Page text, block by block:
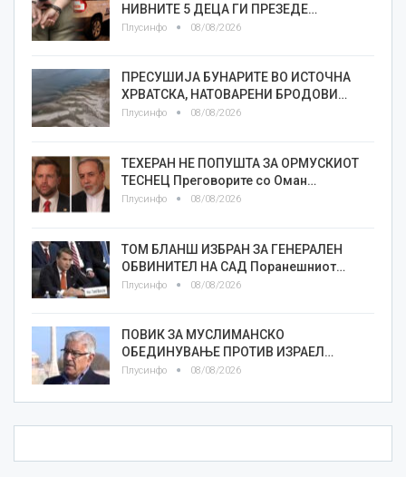
НИВНИТЕ 5 ДЕЦА ГИ ПРЕЗЕДЕ…
Плусинфо 08/08/2026
ПРЕСУШИЈА БУНАРИТЕ ВО ИСТОЧНА
ХРВАТСКА, НАТОВАРЕНИ БРОДОВИ…
Плусинфо 08/08/2026
ТЕХЕРАН НЕ ПОПУШТА ЗА ОРМУСКИОТ
ТЕСНЕЦ Преговорите со Оман…
Плусинфо 08/08/2026
ТОМ БЛАНШ ИЗБРАН ЗА ГЕНЕРАЛЕН
ОБВИНИТЕЛ НА САД Поранешниот…
Плусинфо 08/08/2026
ПОВИК ЗА МУСЛИМАНСКО
ОБЕДИНУВАЊЕ ПРОТИВ ИЗРАЕЛ…
Плусинфо 08/08/2026